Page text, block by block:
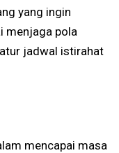
yang ingin
menjaga pola
jadwal istirahat
mencapai masa